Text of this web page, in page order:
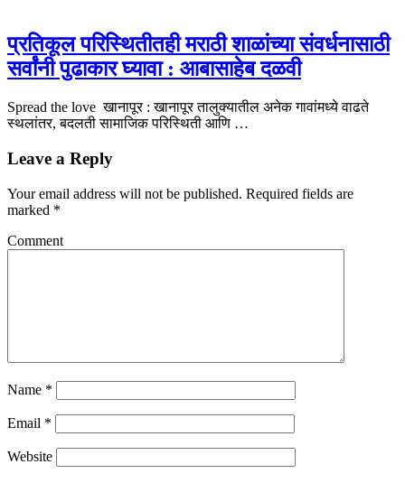
प्रतिकूल परिस्थितीतही मराठी शाळांच्या संवर्धनासाठी
सर्वांनी पुढाकार घ्यावा : आबासाहेब दळवी
Spread the love खानापूर : खानापूर तालुक्यातील अनेक गावांमध्ये वाढते
स्थलांतर, बदलती सामाजिक परिस्थिती आणि …
Leave a Reply
Your email address will not be published. Required fields are
marked *
Comment
Name *
Email *
Website